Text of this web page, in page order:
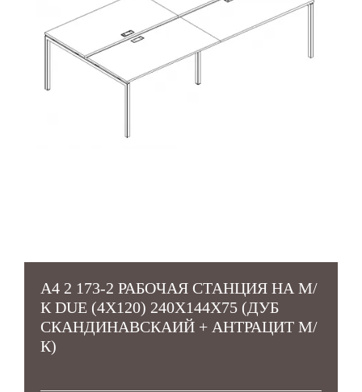
А4 2 173-2 РАБОЧАЯ СТАНЦИЯ НА М/
К DUE (4Х120) 240X144X75 (ДУБ
СКАНДИНАВСКАИЙ + АНТРАЦИТ М/
К)